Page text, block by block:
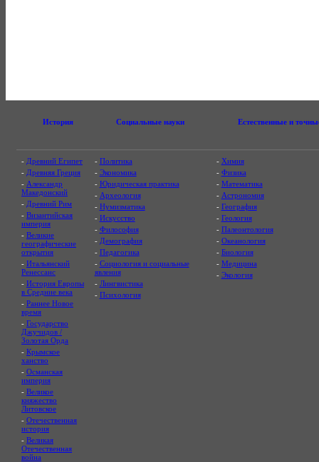
История Социальные науки Естественные и
- Древний Египет
- Древняя Греция
- Александр
Македонский
- Древний Рим
- Византийская
империя
- Великие
географические
открытия
- Итальянский
Ренессанс
- История Европы
в Средние века
- Раннее Новое
время
- Государство
Джучидов /
Золотая Орда
- Крымское
ханство
- Османская
империя
- Великое
княжество
Литовское
- Отечественная
история
- Великая
Отечественная
война
- Политика
- Экономика
- Юридическая практика
- Археология
- Нумизматика
- Искусство
- Философия
- Демография
- Педагогика
- Социология и социальные
явления
- Лингвистика
- Психология
- Химия
- Физика
- Математика
- Астрономия
- География
- Геология
- Палеонтология
- Океанология
- Биология
- Медицина
- Экология